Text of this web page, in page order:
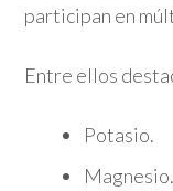
participan en
Entre ellos
Potasio.
Magnesio.